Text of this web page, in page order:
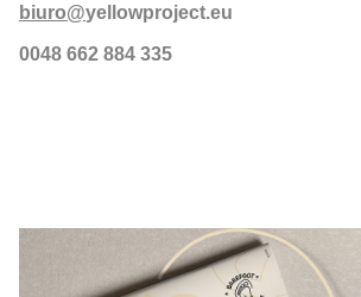
biuro@yellowproject.eu
0048 662 884 335